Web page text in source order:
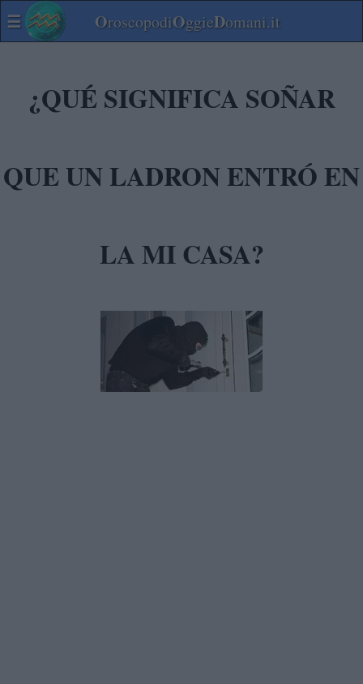
☰ OroscopodiOggieDomani.it
¿QUÉ SIGNIFICA SOÑAR
QUE UN LADRON ENTRÓ EN
LA MI CASA?